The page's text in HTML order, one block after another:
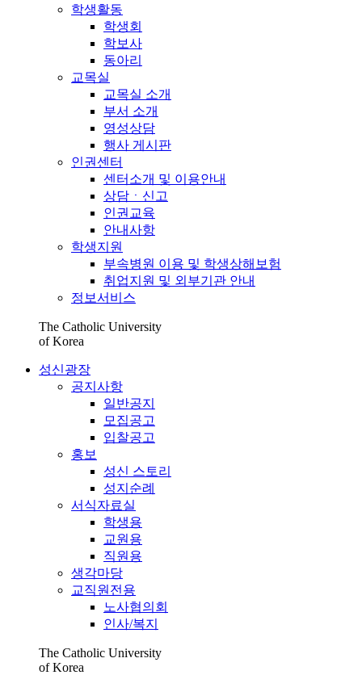
학생활동
학생회
학보사
동아리
교목실
교목실 소개
부서 소개
영성상담
행사 게시판
인권센터
센터소개 및 이용안내
상담ㆍ신고
인권교육
안내사항
학생지원
부속병원 이용 및 학생상해보험
취업지원 및 외부기관 안내
정보서비스
The Catholic University
of Korea
성신광장
공지사항
일반공지
모집공고
입찰공고
홍보
성신 스토리
성지순례
서식자료실
학생용
교원용
직원용
생각마당
교직원전용
노사협의회
인사/복지
The Catholic University
of Korea